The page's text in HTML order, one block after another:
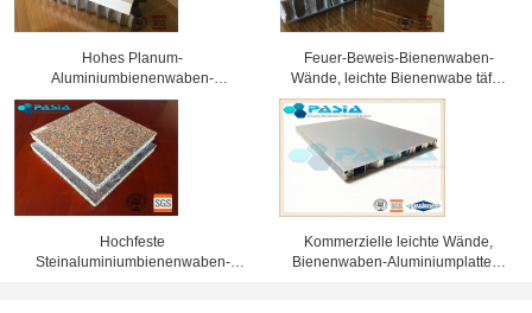
Hohes Planum-
Aluminiumbienenwaben-
Sandwich-Platten-ausgezeichnete
Wetterbeständigkeit
Feuer-Beweis-Bienenwaben-
Wände, leichte Bienenwabe täfelt
Größe 1x1 M2
Hochfeste
Steinaluminiumbienenwaben-
Kommerzielle leichte Wände,
Bienenwaben-Aluminiumplatten-